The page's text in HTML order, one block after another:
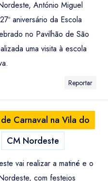
António Miguel
aniversário da Escola
no Pavilhão de São
uma visita à escola
Reportar
Carnaval na Vila do
CM Nordeste
vai realizar a matiné e o
com festejos